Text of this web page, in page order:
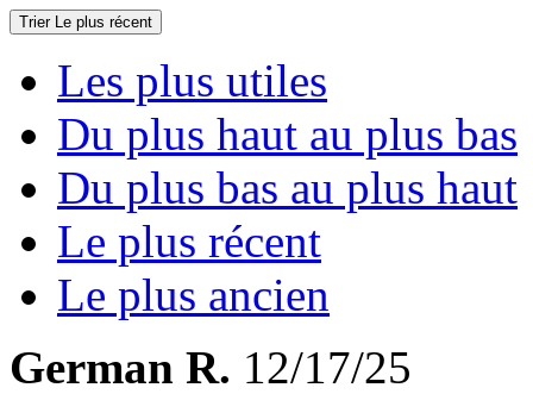
Trier Le plus récent
Les plus utiles
Du plus haut au plus bas
Du plus bas au plus haut
Le plus récent
Le plus ancien
German R. 12/17/25